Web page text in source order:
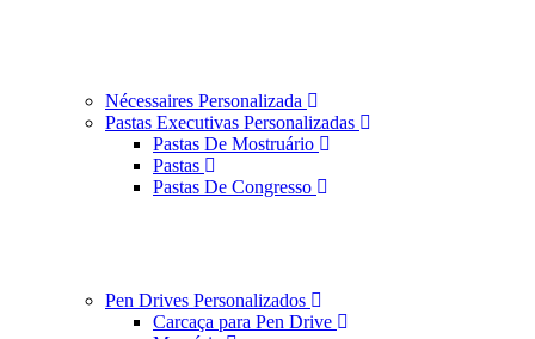
Nécessaires Personalizada
Pastas Executivas Personalizadas
Pastas De Mostruário
Pastas
Pastas De Congresso
Pen Drives Personalizados
Carcaça para Pen Drive